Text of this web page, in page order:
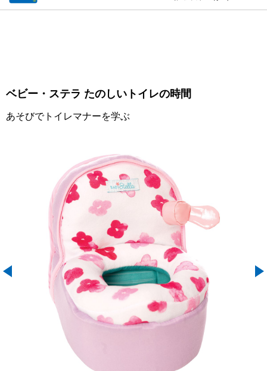
ベビー・ステラ たのしいトイレの時間
あそびでトイレマナーを学ぶ